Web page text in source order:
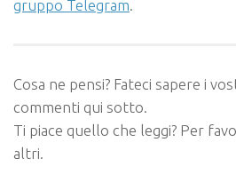
gruppo Telegram.
Cosa ne pensi? Fateci sapere i
commenti qui sotto.
Ti piace quello che leggi? Per
altri.